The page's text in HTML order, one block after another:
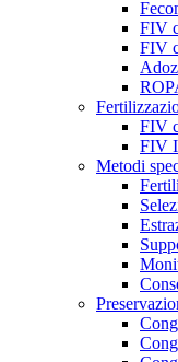
FIV
FIV
FIV
FIV
Metodi